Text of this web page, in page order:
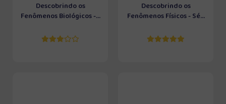
Descobrindo os
Fenômenos Biológicos -...
Descobrindo os
Fenômenos Físicos - Sé...